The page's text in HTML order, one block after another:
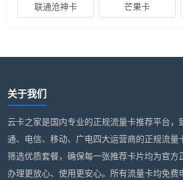
联通沧神卡 芒果卡
关于我们
云卡之家是国内专业的正规流量卡推荐平台，
通、电信、移动、广电四大运营商的正规流量
筛选优质套餐，确保每一张推荐卡片均为官方
办理更放心、使用更安心。所有流量卡均免费